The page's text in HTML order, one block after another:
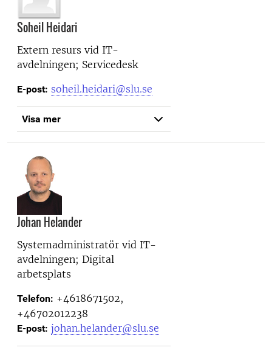
Soheil Heidari
Extern resurs vid IT-
avdelningen; Servicedesk
E-post: soheil.heidari@slu.se
Visa mer
Johan Helander
Systemadministratör vid IT-
avdelningen; Digital
arbetsplats
Telefon: +4618671502,
+46702012238
E-post: johan.helander@slu.se